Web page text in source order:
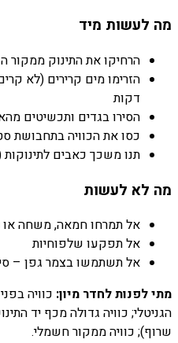
מה לעשות מיד
הרחיקו את התינוק ממקור
דקות
הסירו בגדים ותכשיטים
כסו את הכוויה בתחבושת
תנו משכך כאבים
מה לא לעשות
אל תמרחו חמאה, משחה או
אל תפקעו שלפוחיות
אל תשתמשו בצמר גפן –
מתי לפנות לחדר מיון: כוויה
שרוף); כוויה ממקור חשמלי.